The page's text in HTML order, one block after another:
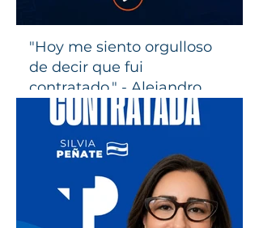
"Hoy me siento orgulloso
de decir que fui
contratado." - Alejandro
Acevedo